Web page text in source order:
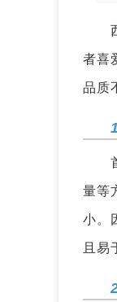
西
者喜
品质
首
量等
小。
且易